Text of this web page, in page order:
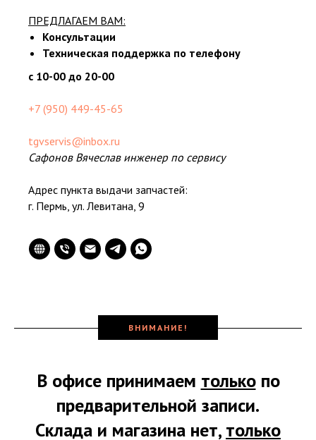
ПРЕДЛАГАЕМ ВАМ:
Консультации
Техническая поддержка по телефону
с 10-00 до 20-00
+7 (950) 449-45-65
tgvservis@inbox.ru
Сафонов Вячеслав инженер по сервису
Адрес пункта выдачи запчастей:
г. Пермь, ул. Левитана, 9
ВНИМАНИЕ!
В офисе принимаем толькопо
предварительной записи.
Склада и магазина нет, только